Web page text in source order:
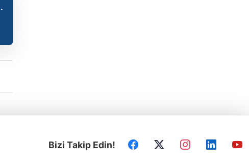
Bizi Takip Edin!